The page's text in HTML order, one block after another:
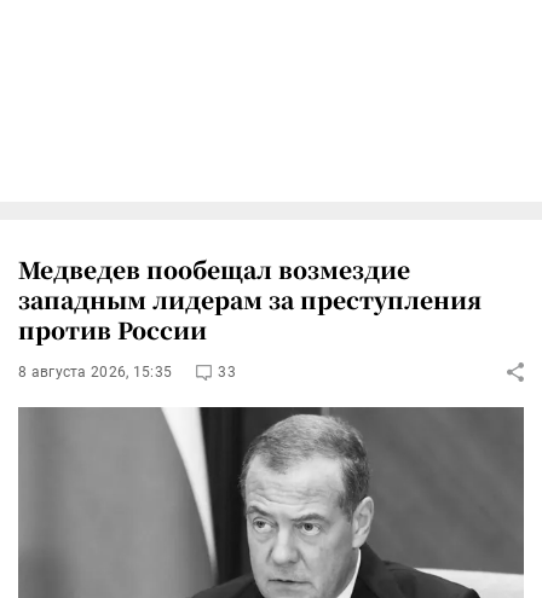
Медведев пообещал возмездие
западным лидерам за преступления
против России
8 августа 2026, 15:35 33